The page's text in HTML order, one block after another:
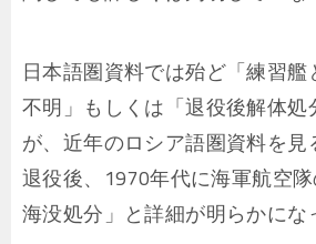
日本語圏資料では殆ど「練習
不明」もしくは「退役後解体
が、近年のロシア語圏資料を
退役後、1970年代に海軍航空
海没処分」と詳細が明らかにな